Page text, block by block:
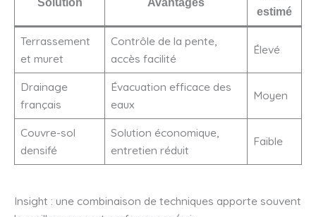
estimé
Terrassement
et muret
Contrôle de la pente,
accès facilité
Élevé
Drainage
français
Évacuation efficace des
eaux
Moyen
Couvre-sol
densifé
Solution économique,
entretien réduit
Faible
Insight : une combinaison de techniques apporte souvent